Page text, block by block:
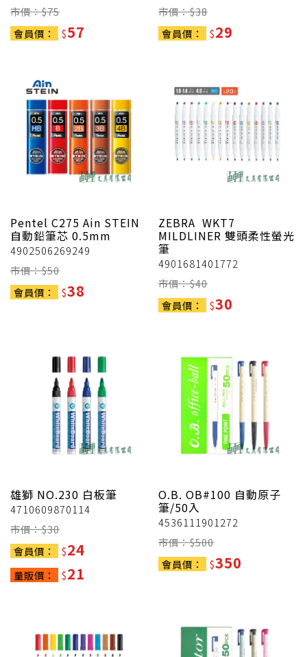
市價：$75
會員價：
$57
市價：$38
會員價：
$29
Pentel C275 Ain STEIN
自動鉛筆芯 0.5mm
4902506269249
市價：$50
會員價：
$38
ZEBRA WKT7
MILDLINER 雙頭柔性螢光
筆
4901681401772
市價：$40
會員價：
$30
雄獅 NO.230 白板筆
4710609870114
市價：$30
會員價：
$24
量販價： $21
O.B. OB#100 自動原子
筆/50入
4536111901272
市價：$500
會員價：
$350